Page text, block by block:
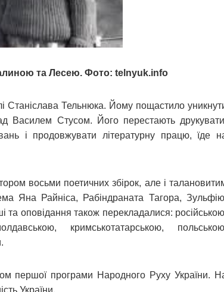
та Лесею. Фото: telnyuk.info
Станіслава Тельнюка. Йому пощастило
Василем Стусом. Його перестають
і продовжувати літературну працю, їде
восьми поетичних збірок, але і
Яна Райніса, Рабіндраната Тагора,
оповідання також перекладалися:
кримськотатарською,
першої програми Народного Руху України.
України.